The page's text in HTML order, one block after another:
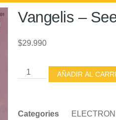
Vangelis –
$29.990
AÑADIR AL
Categories